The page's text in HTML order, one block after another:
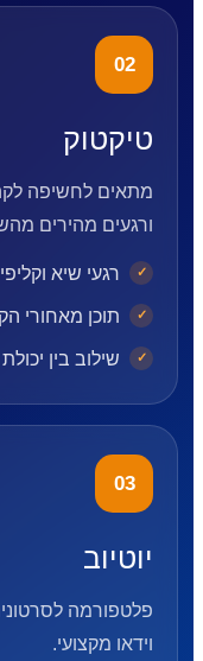
02
טיקטוק
מתאים לחשיפה
ורגעים מהירים
רגעי שיא
תוכן מאחורי
שילוב בין
03
יוטיוב
פלטפורמה
וידאו מקצועי.